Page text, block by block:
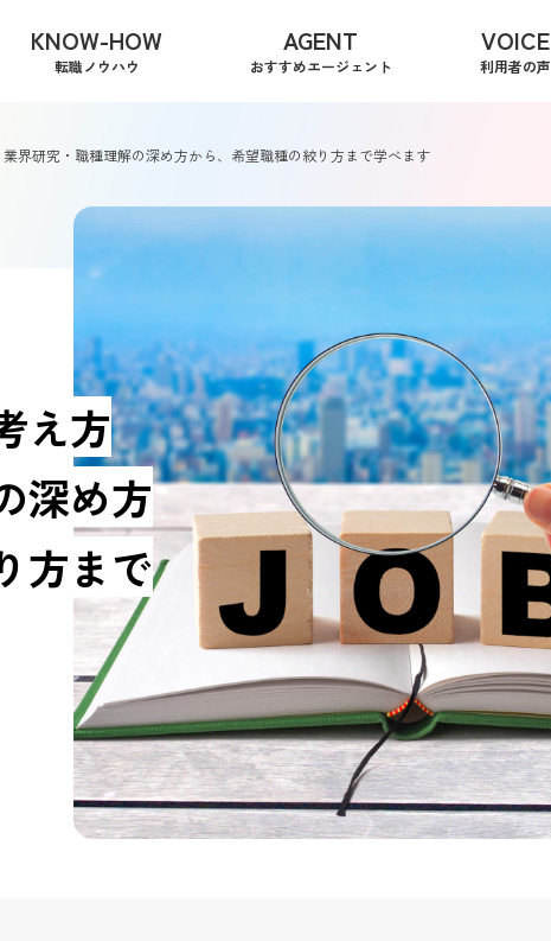
KNOW-HOW
転職ノウハウ
AGENT
おすすめエージェント
VOICE
利用者の声
え方
深め方
方まで
業界研究・職種理解の深め方から、希望職種の絞り方まで学べます